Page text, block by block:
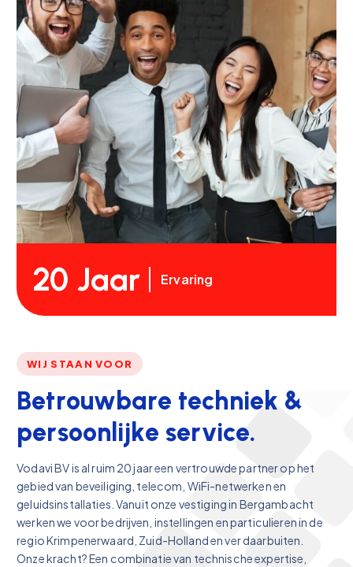
20 Jaar Ervaring
WIJ STAAN VOOR
Betrouwbare techniek &
persoon ijke service.
Vodavi BV is al ruim 20 jaar een vertrouwde partner op het
gebied van beveiliging, telecom, WiFi-netwerken en
geluidsinstallaties. Vanuit onze vestiging in Bergambacht
werken we voor bedrijven, instellingen en particulieren in de
regio Krimpenerwaard, Zuid-Holland en ver daarbuiten.
Onze kracht? Een combinatie van technische expertise,